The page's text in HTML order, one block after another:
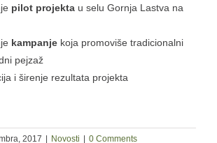
pilot projekta u selu Gornja Lastva na
kampanje koja promoviše tradicionalni
pejzaž
i širenje rezultata projekta
2017 | Novosti | 0 Comments